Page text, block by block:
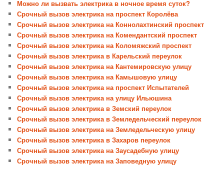
Можно ли вызвать электрика в ночное время суток?
Срочный вызов электрика на проспект Королёва
Срочный вызов электрика на Коннолахтинский проспект
Срочный вызов электрика на Комендантский проспект
Срочный вызов электрика на Коломяжский проспект
Срочный вызов электрика в Карельский переулок
Срочный вызов электрика на Кантемировскую улицу
Срочный вызов электрика на Камышовую улицу
Срочный вызов электрика на проспект Испытателей
Срочный вызов электрика на улицу Ильюшина
Срочный вызов электрика в Земский переулок
Срочный вызов электрика в Земледельческий переулок
Срочный вызов электрика на Земледельческую улицу
Срочный вызов электрика в Захаров переулок
Срочный вызов электрика на Заусадебную улицу
Срочный вызов электрика на Заповедную улицу